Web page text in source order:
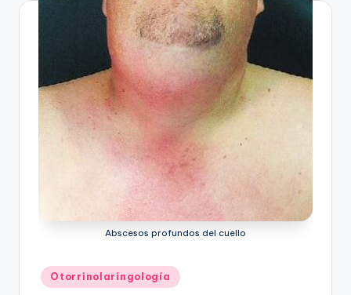
ic
Abscesos profundos del cuello
Publicado
en
Otorrinolaringología